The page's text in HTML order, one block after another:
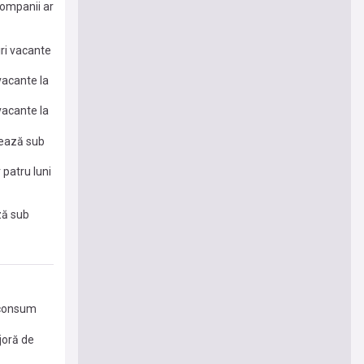
ar
vacante
la
la
sub
patru luni
sub
de